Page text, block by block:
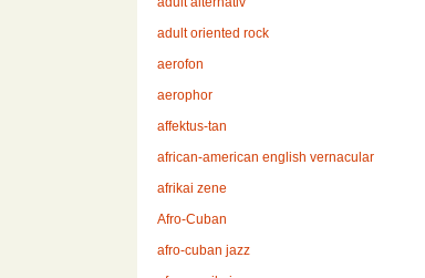
adult oriented rock
aerofon
aerophor
affektus-tan
african-american english vernacular
afrikai zene
Afro-Cuban
afro-cuban jazz